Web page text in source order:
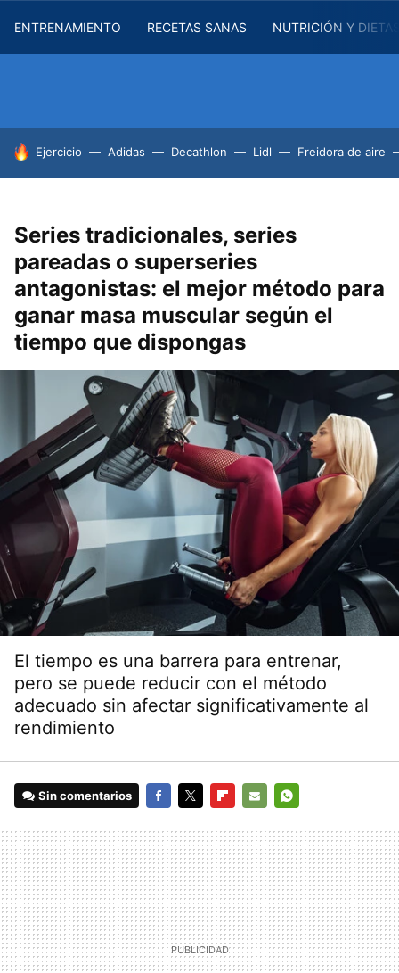
ENTRENAMIENTO RECETAS SANAS NUTRICIÓN Y
HOY SE HABLA DE
Ejercicio Adidas Decathlon Lidl Freidora de aire
Series tradicionales, series
pareadas o superseries
antagonistas: el mejor método para
ganar masa muscular según el
tiempo que dispongas
El tiempo es una barrera para entrenar,
pero se puede reducir con el método
adecuado sin afectar significativamente al
rendimiento
Sin comentarios
MAIL